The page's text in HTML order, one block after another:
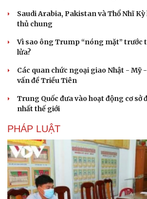
Du lịch
Tư vấn
check-in
Podcast
Cửa sổ
Saudi Arabia, Pakistan và Thổ Nhĩ
thủ chung
Vì sao ông Trump “nóng mặt” trước
lửa?
Các quan chức ngoại giao Nhật - Mỹ
vấn đề Triều Tiên
Trung Quốc đưa vào hoạt động cơ sở
nhất thế giới
PHÁP LUẬT